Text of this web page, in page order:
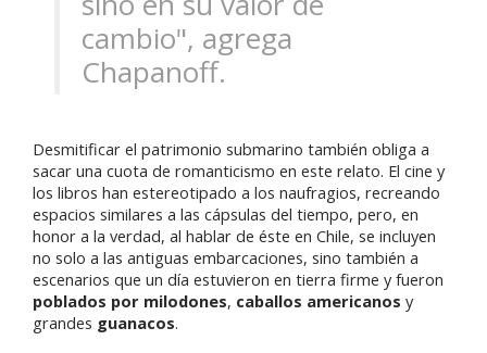
cambio", agrega
Chapanoff.
Desmitificar el patrimonio submarino también obliga a
sacar una cuota de romanticismo en este relato. El cine y
los libros han estereotipado a los naufragios, recreando
espacios similares a las cápsulas del tiempo, pero, en
honor a la verdad, al hablar de éste en Chile, se incluyen
no solo a las antiguas embarcaciones, sino también a
escenarios que un día estuvieron en tierra firme y fueron
poblados por milodones, caballos americanos y
grandes guanacos.